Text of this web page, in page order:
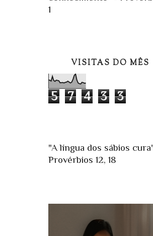
1
VISITAS DO MÊS
5 7 4 3 3
"A língua dos sábios
Provérbios 12, 18